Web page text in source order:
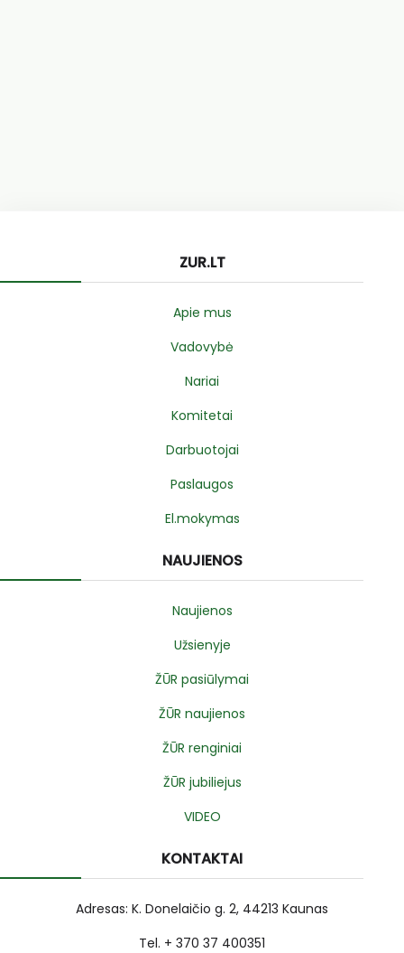
ZUR.LT
Apie mus
Vadovybė
Nariai
Komitetai
Darbuotojai
Paslaugos
El.mokymas
NAUJIENOS
Naujienos
Užsienyje
ŽŪR pasiūlymai
ŽŪR naujienos
ŽŪR renginiai
ŽŪR jubiliejus
VIDEO
KONTAKTAI
Adresas: K. Donelaičio g. 2, 44213 Kaunas
Tel. + 370 37 400351